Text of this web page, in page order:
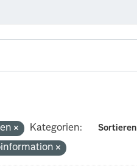
Sortieren
Kategorien: